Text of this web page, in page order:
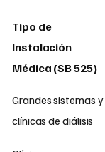
Tipo de
Instalación
Médica (SB 525)
Grandes sistemas y
clínicas de diálisis